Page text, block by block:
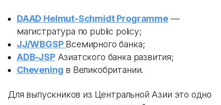
DAAD Helmut-Schmidt Programme—
магистратура по public policy;
JJ/WBGSP Всемирного банка;
ADB-JSPАзиатского банка развития;
Chevening в Великобритании.
Для выпускников из Центральной Азии это одно